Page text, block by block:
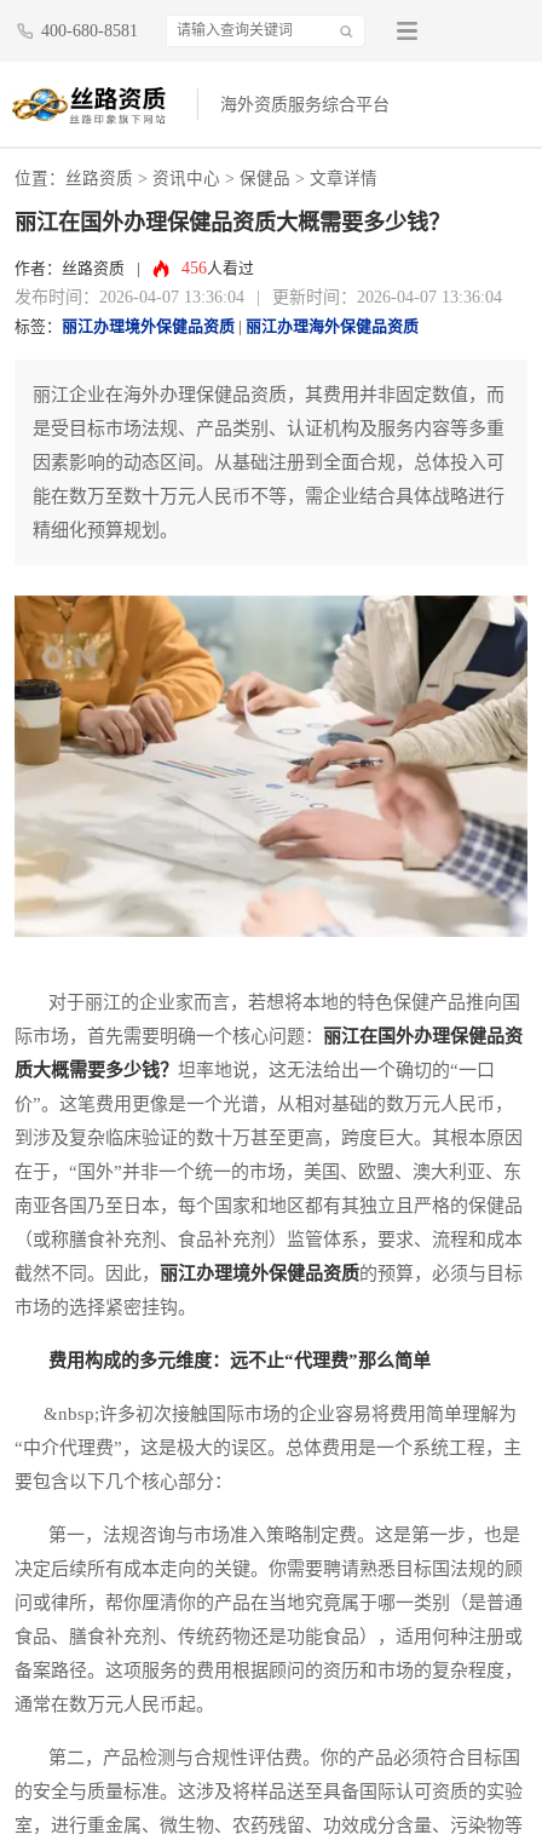
400-680-8581
海外资质服务综合平台
位置： 丝路资质 > 资讯中心 > 保健品 > 文章详情
丽江在国外办理保健品资质大概需要多少钱？
作者：丝路资质 456人看过
发布时间：2026-04-07 13:36:04 更新时间：2026-04-07 13:36:04
标签： 丽江办理境外保健品资质 丽江办理海外保健品资质
丽江企业在海外办理保健品资质，其费用并非固定数值，而
是受目标市场法规、产品类别、认证机构及服务内容等多重
因素影响的动态区间。从基础注册到全面合规，总体投入可
能在数万至数十万元人民币不等，需企业结合具体战略进行
精细化预算规划。
对于丽江的企业家而言，若想将本地的特色保健产品推向国
际市场，首先需要明确一个核心问题： 丽江在国外办理保健品资
质大概需要多少钱？ 坦率地说，这无法给出一个确切的“一口
价”。这笔费用更像是一个光谱，从相对基础的数万元人民币，
到涉及复杂临床验证的数十万甚至更高，跨度巨大。其根本原因
在于，“国外”并非一个统一的市场，美国、欧盟、澳大利亚、东
南亚各国乃至日本，每个国家和地区都有其独立且严格的保健品
（或称膳食补充剂、食品补充剂）监管体系，要求、流程和成本
截然不同。因此， 丽江办理境外保健品资质的预算，必须与目标
市场的选择紧密挂钩。
费用构成的多元维度：远不止“代理费”那么简单
&nbsp;许多初次接触国际市场的企业容易将费用简单理解为
“中介代理费”，这是极大的误区。总体费用是一个系统工程，主
要包含以下几个核心部分：
第一，法规咨询与市场准入策略制定费。这是第一步，也是
决定后续所有成本走向的关键。你需要聘请熟悉目标国法规的顾
问或律所，帮你厘清你的产品在当地究竟属于哪一类别（是普通
食品、膳食补充剂、传统药物还是功能食品），适用何种注册或
备案路径。这项服务的费用根据顾问的资历和市场的复杂程度，
通常在数万元人民币起。
第二，产品检测与合规性评估费。你的产品必须符合目标国
的安全与质量标准。这涉及将样品送至具备国际认可资质的实验
室，进行重金属、微生物、农药残留、功效成分含量、污染物等